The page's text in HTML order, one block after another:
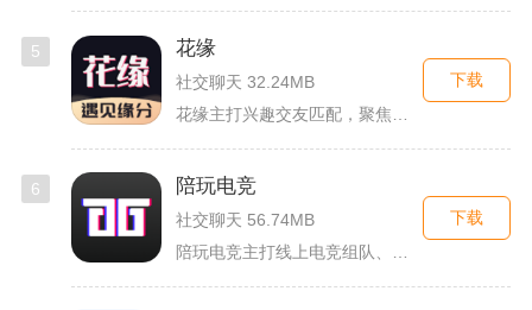
5 花缘
社交聊天 32.24MB
下载
6 陪玩电竞
社交聊天 56.74MB
下载